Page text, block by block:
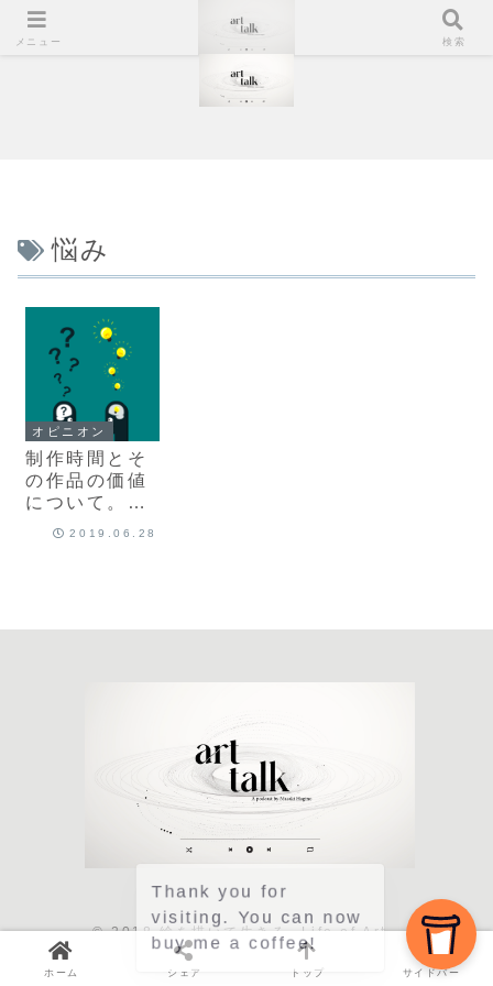
悩み
オピニオン
制作時間とそ
の作品の価値
について。そ
して「悩む」
2019.06.28
© 2018 絵を描いて生きる -Life of Art-.
メニュー 検索
ホーム シェア トップ サイドバー
Thank you for
visiting. You can now
buy me a coffee!